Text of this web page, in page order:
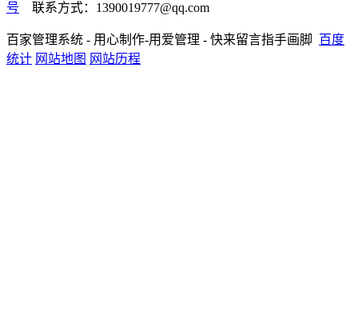
号
联系方式：1390019777@qq.com
百家管理系统 - 用心制作-用爱管理 - 快来留言指手画脚 百度
统计 网站地图 网站历程